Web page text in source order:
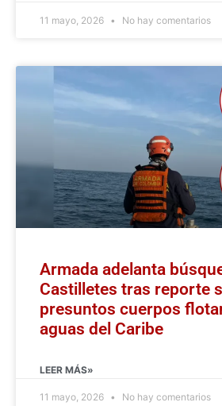
11 mayo, 2026 No hay comentarios
Armada adelanta
Castilletes tras reporte
presuntos cuerpos
aguas del Caribe
LEER MÁS»
11 mayo, 2026 No hay comentarios